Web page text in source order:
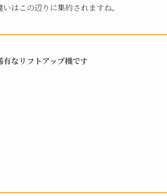
はこの辺りに集約されますね。
有なリフトアップ機です